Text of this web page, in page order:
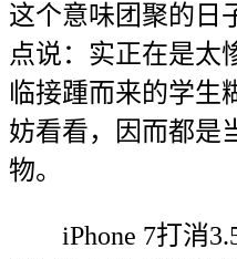
这个意味团聚的日
点说：实正在是太
临接踵而来的学生
妨看看，因而都是
物。
iPhone 7打消